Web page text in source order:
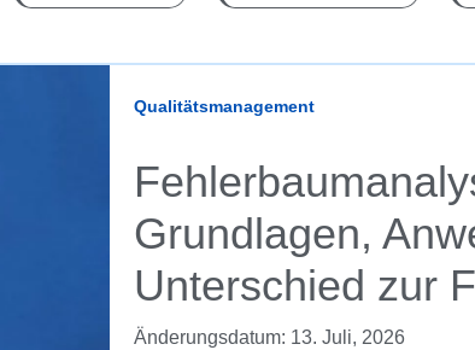
Qualitätsmanagement
Grundlagen,
Unterschied zur
Änderungsdatum: 13. Juli, 2026